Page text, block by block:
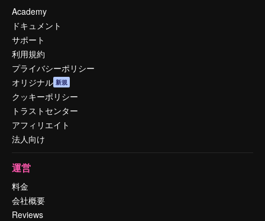
Academy
ドキュメント
サポート
利用規約
プライバシーポリシー
オリジナル 新規
クッキーポリシー
トラストセンター
アフィリエイト
法人向け
運営
料金
会社概要
Reviews